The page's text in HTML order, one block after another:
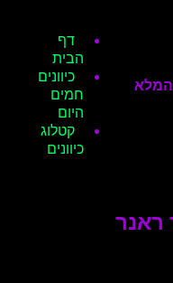
המלא
דף
הבית
כיוונים
חמים
היום
קטלוג
כיוונים